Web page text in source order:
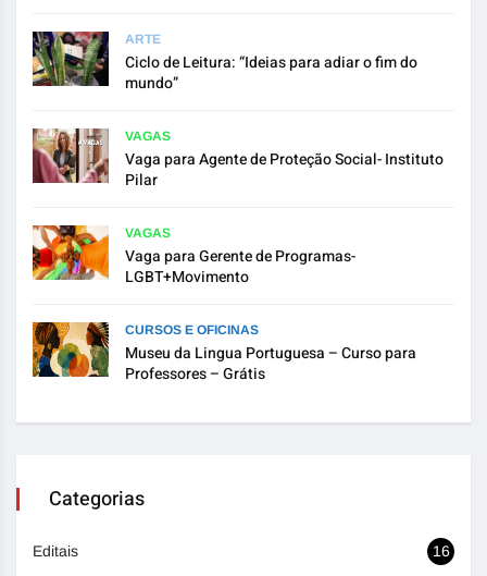
ARTE
Ciclo de Leitura: “Ideias para adiar o fim do
mundo”
VAGAS
Vaga para Agente de Proteção Social- Instituto
Pilar
VAGAS
Vaga para Gerente de Programas-
LGBT+Movimento
CURSOS E OFICINAS
Museu da Lingua Portuguesa – Curso para
Professores – Grátis
Categorias
Editais 16